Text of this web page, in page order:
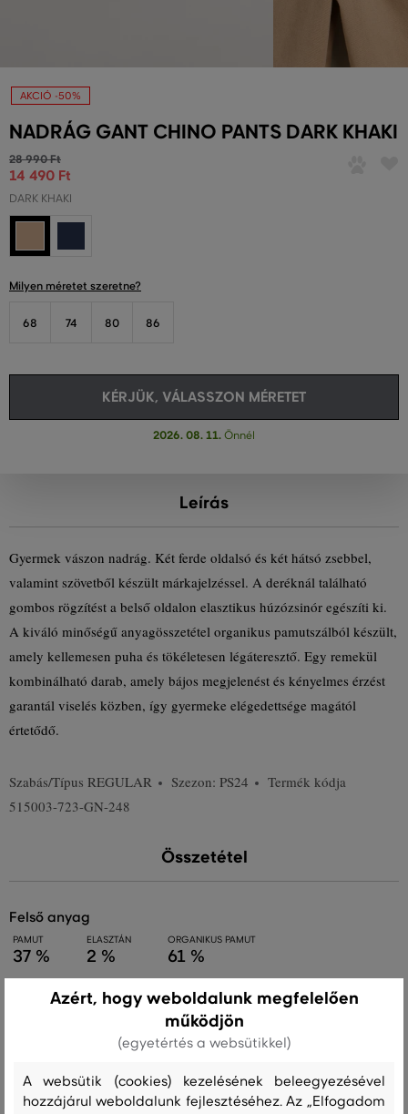
AKCIÓ -50%
NADRÁG GANT CHINO PANTS DARK KHAKI
28 990 Ft
14 490 Ft
DARK KHAKI
Milyen méretet szeretne?
68 74 80 86
KÉRJÜK, VÁLASSZON MÉRETET
2026. 08. 11. Önnél
Leírás
Gyermek vászon nadrág. Két ferde oldalsó és két hátsó zsebbel,
valamint szövetből készült márkajelzéssel. A deréknál található
gombos rögzítést a belső oldalon elasztikus húzózsinór egészíti ki.
A kiváló minőségű anyagösszetétel organikus pamutszálból készült,
amely kellemesen puha és tökéletesen légáteresztő. Egy remekül
kombinálható darab, amely bájos megjelenést és kényelmes érzést
garantál viselés közben, így gyermeke elégedettsége magától
értetődő.
Szabás/Típus REGULAR Szezon: PS24
Termék kódja
515003-723-GN-248
Összetétel
felső anyag
PAMUT
37 %
ELASZTÁN
2 %
ORGANIKUS PAMUT
61 %
Kezelési útmutató
MOSÁS FEHÉRÍTÉS SZÁRÍTÁS VASALÁS TISZTÍTÁS
Azért, hogy weboldalunk megfelelően
működjön
(egyetértés a websütikkel)
A websütik (cookies) kezelésének beleegyezésével
hozzájárul weboldalunk fejlesztéséhez. Az „Elfogadom